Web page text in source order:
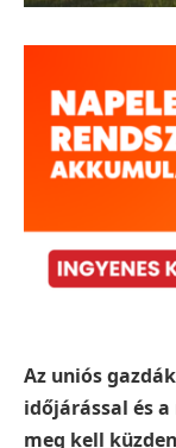
Az uniós
időjárással és
meg kell